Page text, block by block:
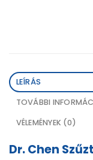
LEÍRÁS
TOVÁBBI
VÉLEMÉNYEK (0)
Dr. Chen